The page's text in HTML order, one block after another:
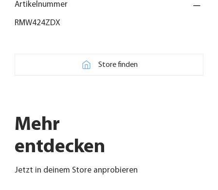
Artikelnummer
RMW424ZDX
Store finden
entdecken
Mehr
Jetzt in deinem Store anprobieren